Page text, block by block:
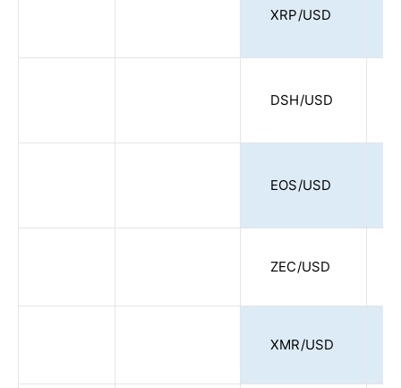
XRP/USD
DSH/USD
EOS/USD
ZEC/USD
XMR/USD